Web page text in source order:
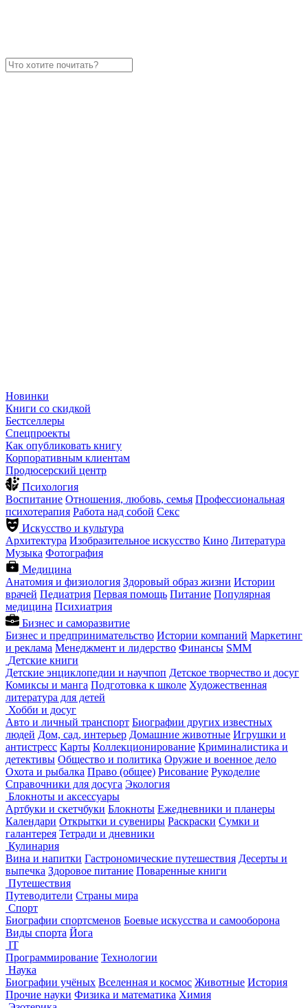
Новинки
Книги со скидкой
Бестселлеры
Спецпроекты
Как опубликовать книгу
Корпоративным клиентам
Продюсерский центр
Психология
Воспитание Отношения, любовь, семья Профессиональная
психотерапия Работа над собой Секс
Искусство и культура
Архитектура Изобразительное искусство Кино Литература
Музыка Фотография
Медицина
Анатомия и физиология Здоровый образ жизни Истории
врачей Педиатрия Первая помощь Питание Популярная
медицина Психиатрия
Бизнес и саморазвитие
Бизнес и предпринимательство Истории компаний Маркетинг
и реклама Менеджмент и лидерство Финансы SMM
Детские книги
Детские энциклопедии и научпоп Детское творчество и досуг
Комиксы и манга Подготовка к школе Художественная
литература для детей
Хобби и досуг
Авто и личный транспорт Биографии других известных
людей Дом, сад, интерьер Домашние животные Игрушки и
антистресс Карты Коллекционирование Криминалистика и
детективы Общество и политика Оружие и военное дело
Охота и рыбалка Право (общее) Рисование Рукоделие
Справочники для досуга Экология
Блокноты и аксессуары
Артбуки и скетчбуки Блокноты Ежедневники и планеры
Календари Открытки и сувениры Раскраски Сумки и
галантерея Тетради и дневники
Кулинария
Вина и напитки Гастрономические путешествия Десерты и
выпечка Здоровое питание Поваренные книги
Путешествия
Путеводители Страны мира
Спорт
Биографии спортсменов Боевые искусства и самооборона
Виды спорта Йога
IT
Программирование Технологии
Наука
Биографии учёных Вселенная и космос Животные История
Прочие науки Физика и математика Химия